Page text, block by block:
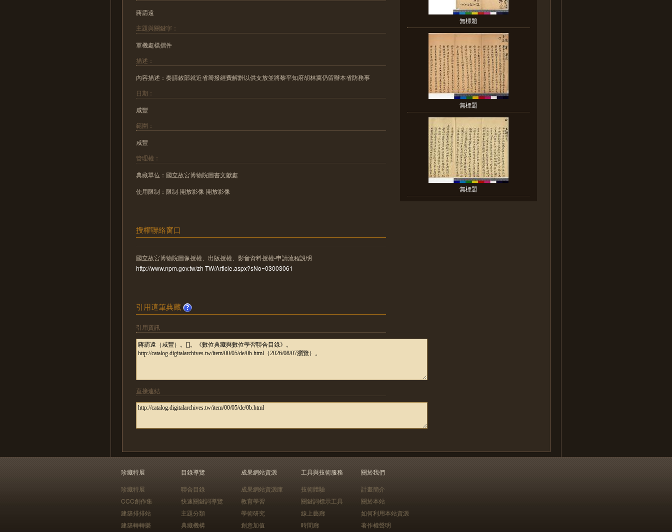
蔣霨遠
主題與關鍵字：
軍機處檔摺件
描述：
內容描述：奏請敕部就近省籌撥經費解黔以供支放並將黎平知府胡林冀仍留辦本省防務事
日期：
咸豐
範圍：
咸豐
管理權：
典藏單位：國立故宮博物院圖書文獻處
使用限制：限制-開放影像-開放影像
授權聯絡窗口
國立故宮博物院圖像授權、出版授權、影音資料授權-申請流程說明
http://www.npm.gov.tw/zh-TW/Article.aspx?sNo=03003061
引用這筆典藏
引用資訊
直接連結
無標題
無標題
無標題
珍藏特展
珍藏特展
CCC創作集
建築排排站
建築轉轉樂
目錄導覽
聯合目錄
快速關鍵詞導覽
主題分類
典藏機構
成果網站資源
成果網站資源庫
教育學習
學術研究
創意加值
工具與技術服務
技術體驗
關鍵詞標示工具
線上藝廊
時間廊
關於我們
計畫簡介
關於本站
如何利用本站資源
著作權聲明